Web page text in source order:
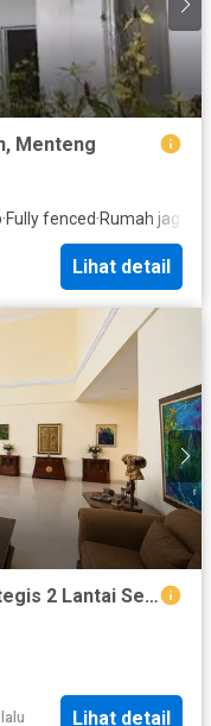
Menteng
·Fully fenced·Rumah jaga
Lihat detail
Dijual Rumah Mewah Cantik Strategis 2 Lantai Semi Furnished Dekat Stasiun Cikini dan Stasiun Manggarai di Pegangsaan Jakpus Nd-18424
Lihat detail